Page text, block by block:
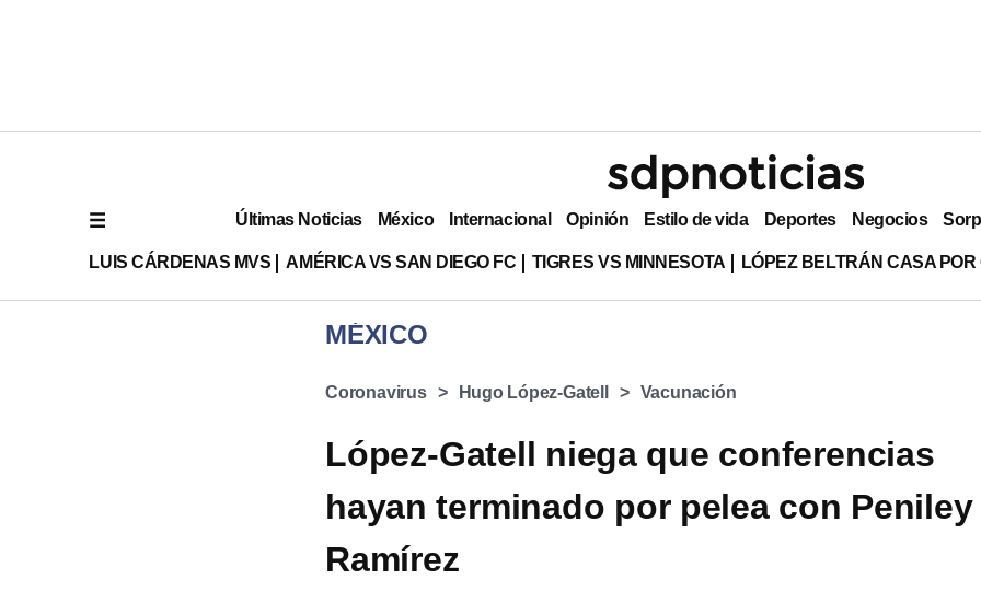
Últimas Noticias México Internacional Opinión Estilo de vida Deportes Negocios
LUIS CÁRDENAS MVS AMÉRICA VS SAN DIEGO FC TIGRES VS MINNESOTA LÓPEZ BELTRÁN CASA
MÉXICO
Coronavirus Hugo López-Gatell Vacunación
López-Gatell niega que conferencias
hayan terminado por pelea con Peniley
Ramírez